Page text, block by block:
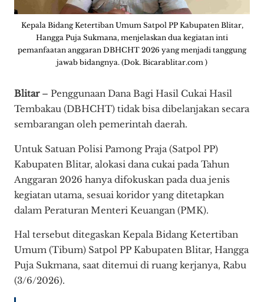
Kepala Bidang Ketertiban Umum Satpol PP Kabupaten Blitar,
Hangga Puja Sukmana, menjelaskan dua kegiatan inti
pemanfaatan anggaran DBHCHT 2026 yang menjadi tanggung
jawab bidangnya. (Dok. Bicarablitar.com )
Blitar– Penggunaan Dana Bagi Hasil Cukai Hasil
Tembakau (DBHCHT) tidak bisa dibelanjakan secara
sembarangan oleh pemerintah daerah.
Untuk Satuan Polisi Pamong Praja (Satpol PP)
Kabupaten Blitar, alokasi dana cukai pada Tahun
Anggaran 2026 hanya difokuskan pada dua jenis
kegiatan utama, sesuai koridor yang ditetapkan
dalam Peraturan Menteri Keuangan (PMK).
Hal tersebut ditegaskan Kepala Bidang Ketertiban
Umum (Tibum) Satpol PP Kabupaten Blitar, Hangga
Puja Sukmana, saat ditemui di ruang kerjanya, Rabu
(3/6/2026).